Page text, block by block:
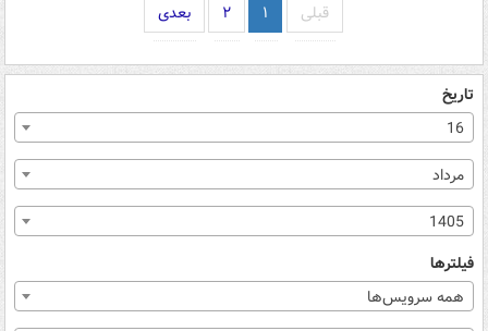
قبلی ۱ ۲ بعدی
تاریخ
16
مرداد
1405
فیلترها
همه سرویس‌ها